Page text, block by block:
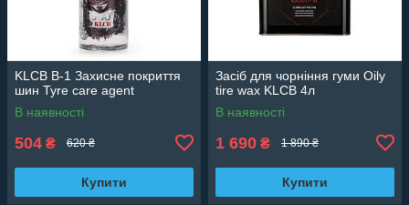
KLCB В-1 Захисне покриття
шин Tyre care agent
В наявності
504 ₴ 620 ₴
Купити
Засіб для чорніння гуми Oily
tire wax KLCB 4л
В наявності
1 690 ₴ 1 890 ₴
Купити